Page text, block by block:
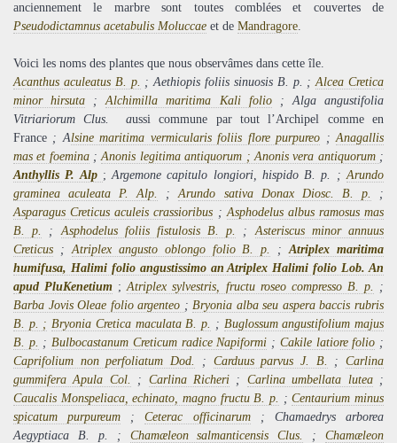
anciennement le marbre sont toutes comblées et couvertes de
Pseudodictamnus acetabulis Moluccae et de Mandragore.
Voici les noms des plantes que nous observâmes dans cette île.
Acanthus aculeatus B. p. ; Aethiopis foliis sinuosis B. p. ;Alcea Cretica
minor hirsuta ;Alchimilla maritima Kali folio; Alga angustifolia
Vitriariorum Clus. aussi commune par tout l’Archipel comme en
France ; Alsine maritima vermicularis foliis flore purpureo ;Anagallis
mas et foemina;Anonis legitima antiquorum ; Anonis vera antiquorum ;
Anthyllis P. Alp ;Argemone capitulo longiori, hispido B. p. ;Arundo
graminea aculeata P. Alp.
;Arundo sativa Donax Diosc. B. p.
;
Asparagus Creticus aculeis crassioribus ;Asphodelus albus ramosus mas
B. p.
;Asphodelus foliis fistulosis B. p. ;Asteriscus minor annuus
Creticus ;Atriplex angusto oblongo folio B. p. ;Atriplex maritima
humifusa, Halimi folio angustissimo an Atriplex Halimi folio Lob. An
apud PluKenetium ;Atriplex sylvestris, fructu roseo compresso B. p. ;
Barba Jovis Oleae folio argenteo ;Bryonia alba seu aspera baccis rubris
B. p. ; Bryonia Cretica maculata B. p. ; Buglossum angustifolium majus
B. p. ;Bulbocastanum Creticum radice Napiformi ; Cakile latiore folio ;
Caprifolium non perfoliatum Dod.
; Carduus parvus J. B. ;Carlina
gummifera Apula Col.
; Carlina Richeri ; Carlina umbellata lutea;
Caucalis Monspeliaca, echinato, magno fructu B. p. ;Centaurium minus
spicatum purpureum ;Ceterac officinarum; Chamaedrys arborea
Aegyptiaca B. p. ; Chamæleon salmanticensis Clus. ; Chamæleon